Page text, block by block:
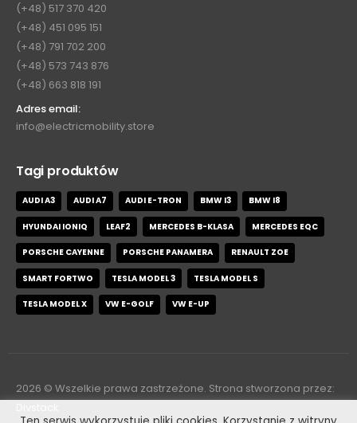
(+48) 517 370 420
(+48) 451 095 151
(+48) 791 702 200
(+48) 573 743 876
(+48) 663 818 191
Adres email:
info@electricmobility.store
Tagi produktów
AUDI A3 AUDI A7 AUDI E-TRON BMW I3 BMW I8
HYUNDAI IONIQ LEAF2 MERCEDES B-KLASA MERCEDES EQC
PORSCHE CAYENNE PORSCHE PANAMERA RENAULT ZOE
SMART FORTWO TESLA MODEL 3 TESLA MODEL S
TESLA MODEL X VW E-GOLF VW E-UP
2026 © Wszelkie prawa zastrzeżone. Strona stworzona przez: